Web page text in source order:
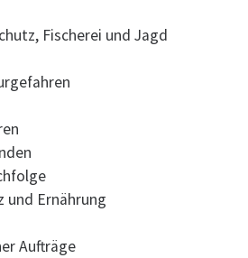
Fischerei und Jagd
und Ernährung
Aufträge